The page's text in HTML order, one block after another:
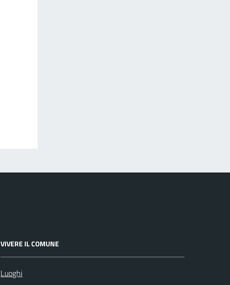
VIVERE IL COMUNE
Luoghi